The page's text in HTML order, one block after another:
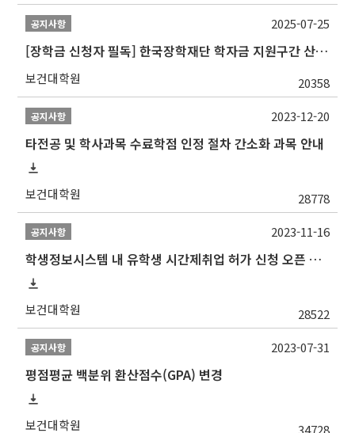
공지사항
[장학금 신청자 필독] 한국장학재단 학자금 지원구간 산정 권고
보건대학원 20358
2025-07-25
공지사항
타전공 및 학사과목 수료학점 인정 절차 간소화 과목 안내
보건대학원 28778
2023-12-20
공지사항
학생정보시스템 내 유학생 시간제취업 허가 신청 오픈 안내
보건대학원 28522
2023-11-16
공지사항
평점평균 백분위 환산점수(GPA) 변경
보건대학원
2023-07-31